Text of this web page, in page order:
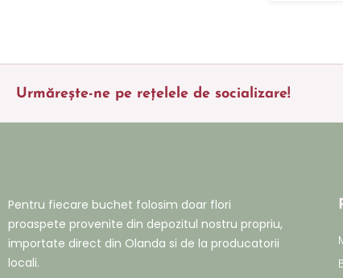
Urmărește-ne pe rețelele de socializare!
Pentru fiecare buchet folosim doar flori
proaspete provenite din depozitul nostru propriu,
importate direct din Olanda si de la producatorii
locali.